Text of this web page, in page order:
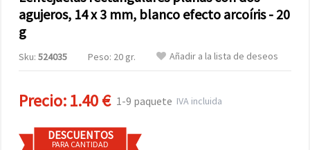
agujeros, 14 x 3 mm, blanco efecto arcoíris - 20
g
Sku: 524035 Peso: 20 gr. Añadir a la lista de deseos
Precio:1.40 € 1-9 paquete IVA incluida
DESCUENTOS
PARA CANTIDAD